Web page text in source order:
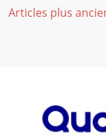
Navigation
Articles plus